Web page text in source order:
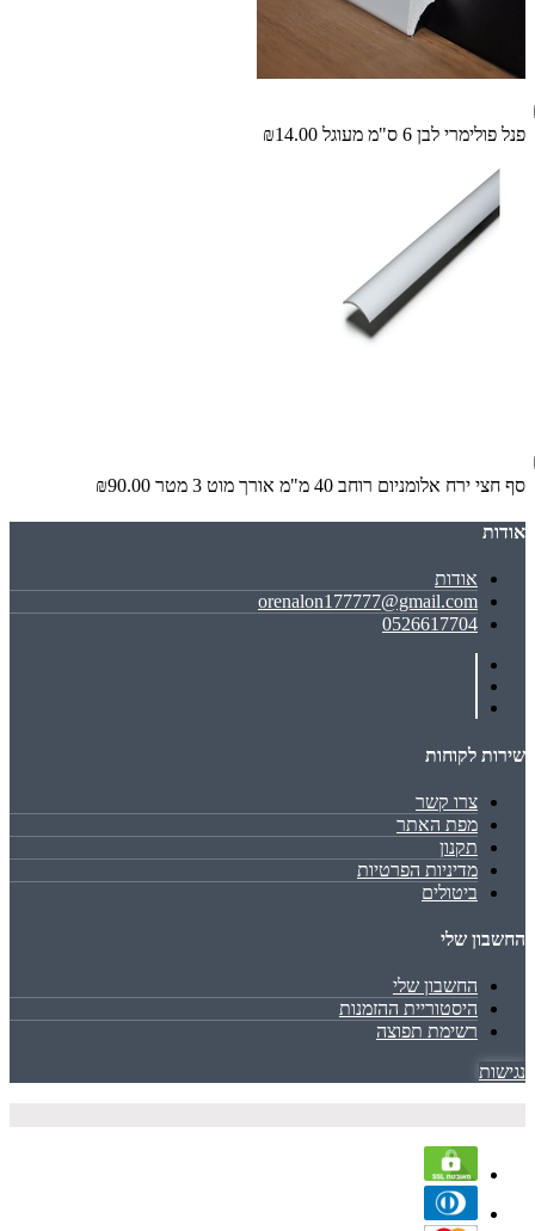
פנל פולימרי לבן 6 ס"מ מעוגל ₪14.00
סף חצי ירח אלומניום רוחב 40 מ"מ אורך מוט 3 מטר ₪90.00
אודות
אודות
orenalon177777@gmail.com
0526617704
שירות לקוחות
צרו קשר
מפת האתר
תקנון
מדיניות הפרטיות
ביטולים
החשבון שלי
החשבון שלי
היסטוריית ההזמנות
רשימת תפוצה
נגישות